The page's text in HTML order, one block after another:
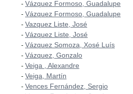
- Vázquez Formoso, Guadalupe
- Vázquez Formoso, Guadalupe
- Vazquez Liste, José
- Vázquez Liste, José
- Vázquez Somoza, Xosé Luís
- Vázquez, Gonzalo
- Veiga , Alexandre
- Veiga, Martín
- Vences Fernández, Sergio